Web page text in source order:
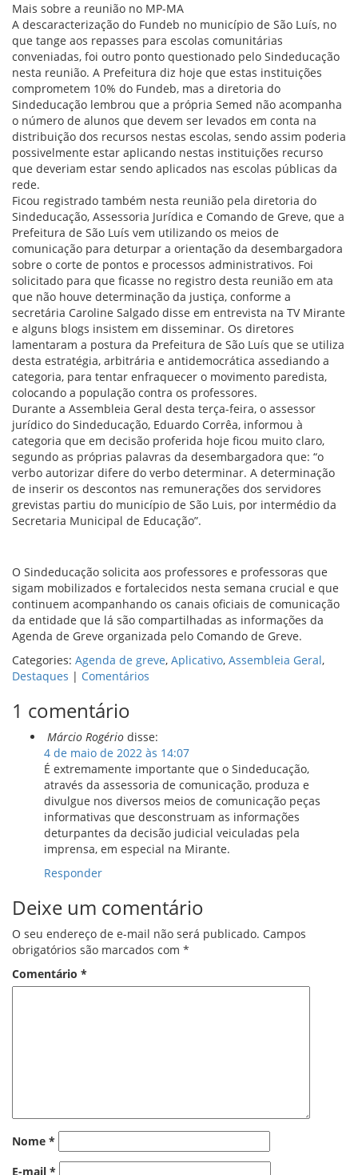
Mais sobre a reunião no MP-MA
A descaracterização do Fundeb no município de São Luís, no
que tange aos repasses para escolas comunitárias
conveniadas, foi outro ponto questionado pelo Sindeducação
nesta reunião. A Prefeitura diz hoje que estas instituições
comprometem 10% do Fundeb, mas a diretoria do
Sindeducação lembrou que a própria Semed não acompanha
o número de alunos que devem ser levados em conta na
distribuição dos recursos nestas escolas, sendo assim poderia
possivelmente estar aplicando nestas instituições recurso
que deveriam estar sendo aplicados nas escolas públicas da
rede.
Ficou registrado também nesta reunião pela diretoria do
Sindeducação, Assessoria Jurídica e Comando de Greve, que a
Prefeitura de São Luís vem utilizando os meios de
comunicação para deturpar a orientação da desembargadora
sobre o corte de pontos e processos administrativos. Foi
solicitado para que ficasse no registro desta reunião em ata
que não houve determinação da justiça, conforme a
secretária Caroline Salgado disse em entrevista na TV Mirante
e alguns blogs insistem em disseminar. Os diretores
lamentaram a postura da Prefeitura de São Luís que se utiliza
desta estratégia, arbitrária e antidemocrática assediando a
categoria, para tentar enfraquecer o movimento paredista,
colocando a população contra os professores.
Durante a Assembleia Geral desta terça-feira, o assessor
jurídico do Sindeducação, Eduardo Corrêa, informou à
categoria que em decisão proferida hoje ficou muito claro,
segundo as próprias palavras da desembargadora que: “o
verbo autorizar difere do verbo determinar. A determinação
de inserir os descontos nas remunerações dos servidores
grevistas partiu do município de São Luis, por intermédio da
Secretaria Municipal de Educação”.
O Sindeducação solicita aos professores e professoras que
sigam mobilizados e fortalecidos nesta semana crucial e que
continuem acompanhando os canais oficiais de comunicação
da entidade que lá são compartilhadas as informações da
Agenda de Greve organizada pelo Comando de Greve.
Categories: Agenda de greve, Aplicativo, Assembleia Geral,
Destaques | Comentários
1 comentário
Márcio Rogério disse:
4 de maio de 2022 às 14:07
É extremamente importante que o Sindeducação,
através da assessoria de comunicação, produza e
divulgue nos diversos meios de comunicação peças
informativas que desconstruam as informações
deturpantes da decisão judicial veiculadas pela
imprensa, em especial na Mirante.
Responder
Deixe um comentário
O seu endereço de e-mail não será publicado. Campos
obrigatórios são marcados com *
Comentário *
Nome *
E-mail *